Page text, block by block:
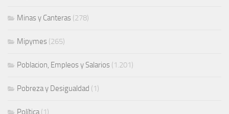
Minas y Canteras (278)
Mipymes (265)
Poblacion, Empleos y Salarios (1.201)
Pobreza y Desigualdad (1)
Política(1)